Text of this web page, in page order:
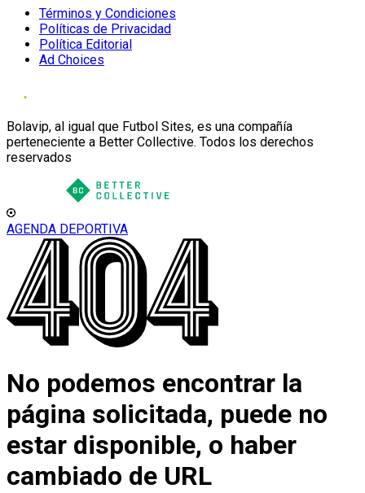
Términos y Condiciones
Políticas de Privacidad
Política Editorial
Ad Choices
Bolavip, al igual que Futbol Sites, es una compañía
perteneciente a Better Collective. Todos los derechos
reservados
AGENDA DEPORTIVA
No podemos encontrar la
página solicitada, puede no
estar disponible, o haber
cambiado de URL